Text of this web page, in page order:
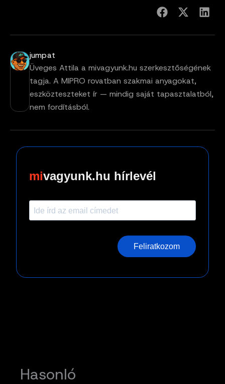
jumpat
Üveges Attila a mivagyunk.hu szerkesztőségének
tagja. A MIPRO rovatban szakmai anyagokat,
eszközteszteket ír — mindig saját tapasztalatból,
nem fordításból.
vagyunk.hu hírlevél
Feliratkozom
Hasonló